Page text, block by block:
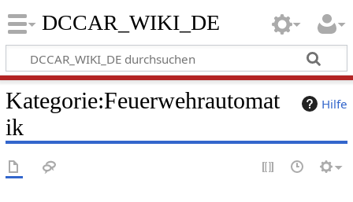
DCCAR_WIKI_DE
Hilfe
Kategorie:Feuerwehrautomat
ik